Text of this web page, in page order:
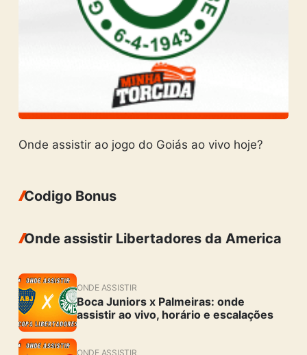
Onde assistir ao jogo do Goiás ao vivo hoje?
Codigo Bonus
Onde assistir Libertadores da America
ONDE ASSISTIR
Boca Juniors x Palmeiras: onde
assistir ao vivo, horário e escalações
ONDE ASSISTIR